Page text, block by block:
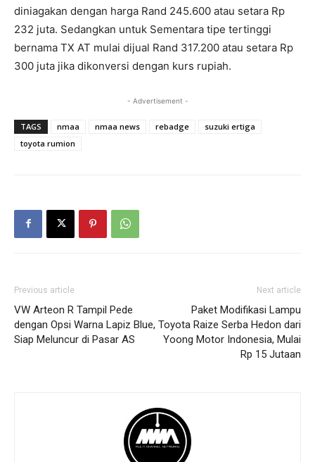
diniagakan dengan harga Rand 245.600 atau setara Rp
232 juta. Sedangkan untuk Sementara tipe tertinggi
bernama TX AT mulai dijual Rand 317.200 atau setara Rp
300 juta jika dikonversi dengan kurs rupiah.
- Advertisement -
TAGS nmaa nmaa news rebadge
suzuki ertiga
toyota rumion
Previous article
VW Arteon R Tampil Pede
dengan Opsi Warna Lapiz Blue,
Siap Meluncur di Pasar AS
Next article
Paket Modifikasi Lampu
Toyota Raize Serba Hedon dari
Yoong Motor Indonesia, Mulai
Rp 15 Jutaan